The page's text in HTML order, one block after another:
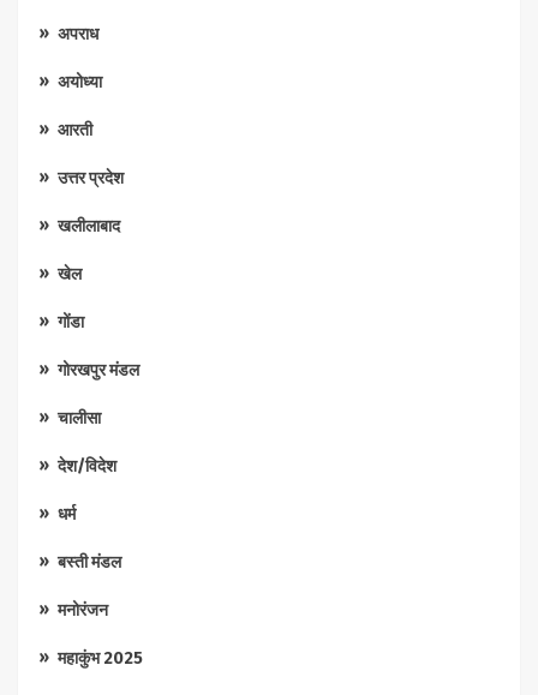
अपराध
अयोध्या
आरती
उत्तर प्रदेश
खलीलाबाद
खेल
गोंडा
गोरखपुर मंडल
चालीसा
देश/विदेश
धर्म
बस्ती मंडल
मनोरंजन
महाकुंभ 2025